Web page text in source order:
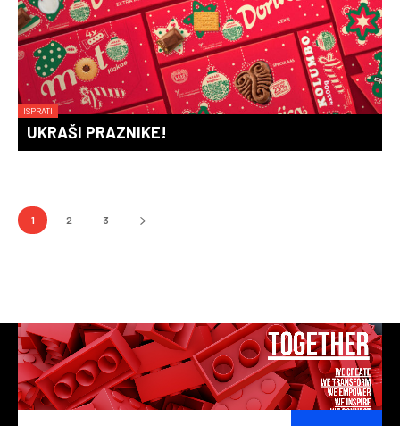
ISPRATI
UKRAŠI PRAZNIKE!
1 2 3